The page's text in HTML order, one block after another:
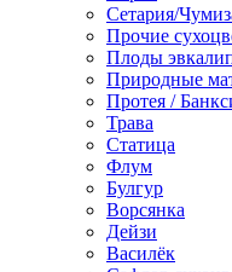
Сетария/
Прочие
Плоды
Природные
Протея /
Трава
Статица
Флум
Булгур
Ворсянка
Дейзи
Василёк